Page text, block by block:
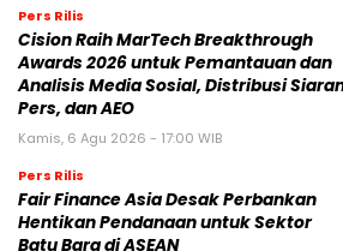
Pers Rilis
Cision Raih MarTech Breakthrough
Awards 2026 untuk Pemantauan dan
Analisis Media Sosial, Distribusi
Pers, dan AEO
Kamis, 6 Agu 2026 - 17:00 WIB
Pers Rilis
Fair Finance Asia Desak Perbankan
Hentikan Pendanaan untuk Sektor
Batu Bara di ASEAN